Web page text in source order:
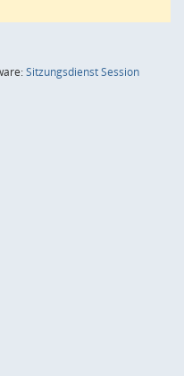
SitzungsdienstSession(Wird in